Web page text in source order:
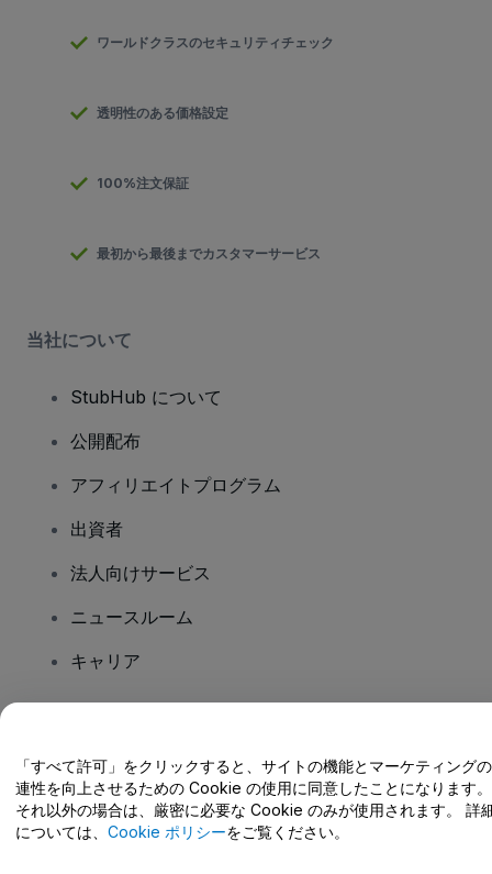
ワールドクラスのセキュリティチェック
透明性のある価格設定
100%注文保証
最初から最後までカスタマーサービス
当社について
StubHub について
公開配布
アフィリエイトプログラム
出資者
法人向けサービス
ニュースルーム
キャリア
ヘルプセンター / こちらまでご連絡下さい
「すべて許可」をクリックすると、サイトの機能とマーケティング
連性を向上させるための Cookie の使用に同意したことになります。
それ以外の場合は、厳密に必要な Cookie のみが使用されます。 詳
については、 Cookie ポリシーをご覧ください。